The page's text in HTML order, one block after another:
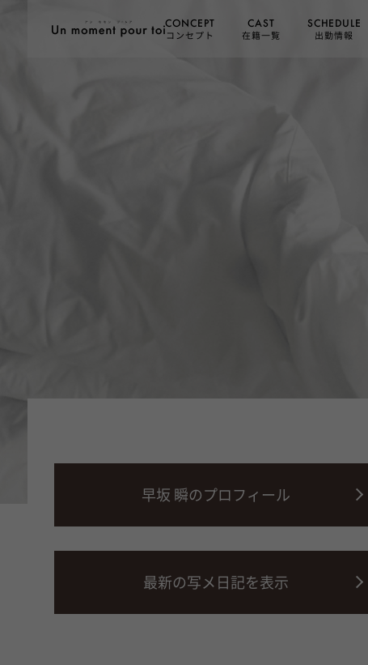
CONCEPT
コンセプト
CAST
在籍一覧
SCHEDULE
出勤情報
早坂 瞬のプロフィール
最新の写メ日記を表示